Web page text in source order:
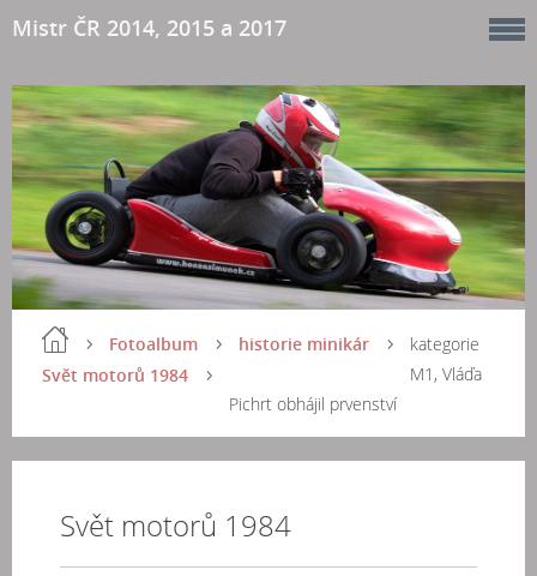
Mistr ČR 2014, 2015 a 2017
Fotoalbum
historie minikár
Svět motorů 1984
kategorie
M1, Vláďa
Pichrt obhájil prvenství
Svět motorů 1984